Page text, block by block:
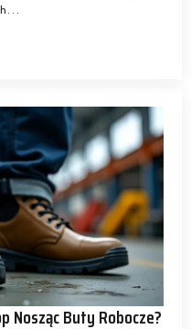
Nosząc Buty Robocze?